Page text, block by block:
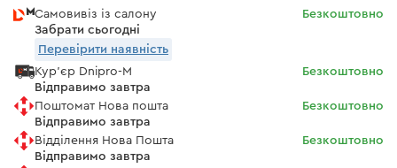
Самовивіз із салону
Забрати сьогодні
Безкоштовно
Перевірити наявність
Кур'єр Dnipro-M
Відправимо завтра
Безкоштовно
Поштомат Нова пошта
Відправимо завтра
Безкоштовно
Відділення Нова Пошта
Відправимо завтра
Безкоштовно